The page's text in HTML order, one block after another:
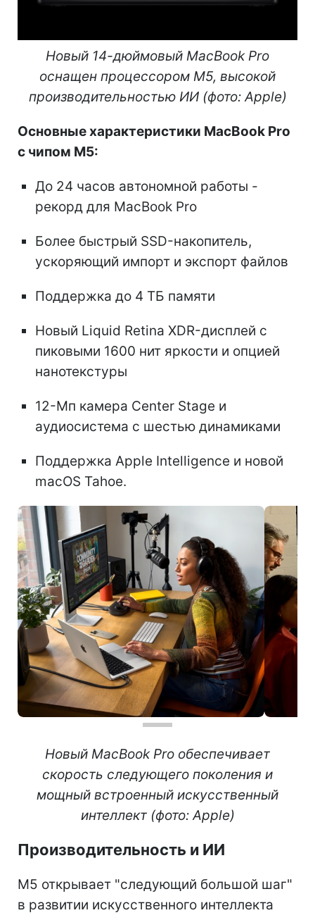
Новый 14-дюймовый MacBook Pro
оснащен процессором M5, высокой
производительностью ИИ (фото: Apple)
Основные характеристики MacBook Pro
с чипом М5:
До 24 часов автономной работы -
рекорд для MacBook Pro
Более быстрый SSD-накопитель,
ускоряющий импорт и экспорт файлов
Поддержка до 4 ТБ памяти
Новый Liquid Retina XDR-дисплей с
пиковыми 1600 нит яркости и опцией
нанотекстуры
12-Мп камера Center Stage и
аудиосистема с шестью динамиками
Поддержка Apple Intelligence и новой
macOS Tahoe.
Новый MacBook Pro обеспечивает
скорость следующего поколения и
мощный встроенный искусственный
интеллект (фото: Apple)
Производительность и ИИ
M5 открывает "следующий большой шаг"
в развитии искусственного интеллекта